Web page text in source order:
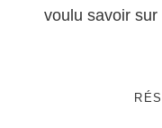
voulu savoir